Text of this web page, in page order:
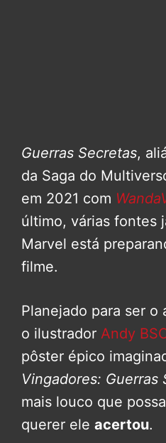
Guerras Secretas,
da Saga do
em 2021 com
último, várias fontes
Marvel está
filme.
Planejado para ser o
o ilustrador Andy
pôster épico
Vingadores: Guerras
mais louco que
querer ele acertou.